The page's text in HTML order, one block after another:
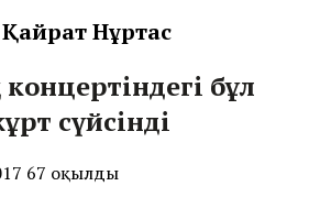
Қайрат Нұртас
бұл
сүйсінді
67 оқылды